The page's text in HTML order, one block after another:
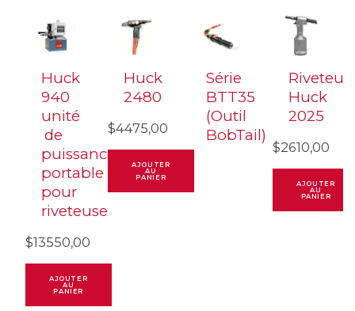
Huck
940
unité
de
puissance
portable
pour
riveteuse
$13550,00
AJOUTER
AU
PANIER
Huck
2480
$4475,00
AJOUTER
AU
PANIER
Série
BTT35
(Outil
BobTail)
Huck
2025
$2610,00
AJOUTER
AU
PANIER